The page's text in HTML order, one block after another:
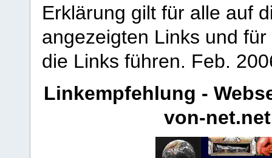
Erklärung gilt für alle auf
angezeigten Links und
die Links führen. Feb.
Linkempfehlung -
von-net.net